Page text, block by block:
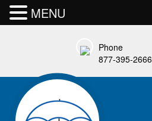
Phone
877-395-2666
MENU